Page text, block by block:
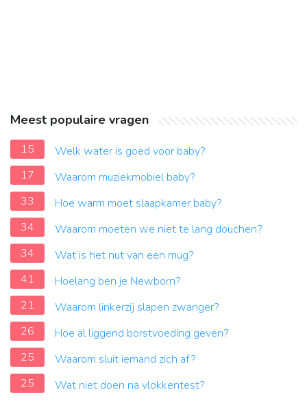
Meest populaire vragen
15
Welk water is goed voor baby?
17
Waarom muziekmobiel baby?
33
Hoe warm moet slaapkamer baby?
34
Waarom moeten we niet te lang douchen?
34
Wat is het nut van een mug?
41
Hoelang ben je Newborn?
21
Waarom linkerzij slapen zwanger?
26
Hoe al liggend borstvoeding geven?
25
Waarom sluit iemand zich af?
25
Wat niet doen na vlokkentest?